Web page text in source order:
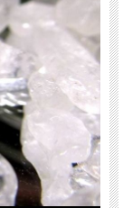
ギフト メンズ レデ
ズ comrose